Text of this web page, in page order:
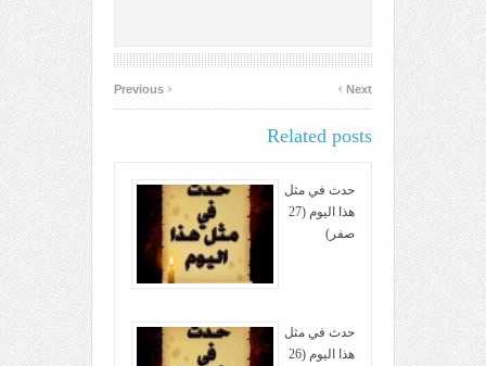
‹ Next
›
Related posts
حدث في مثل
هذا اليوم (27
صفر)
حدث في مثل
هذا اليوم (26